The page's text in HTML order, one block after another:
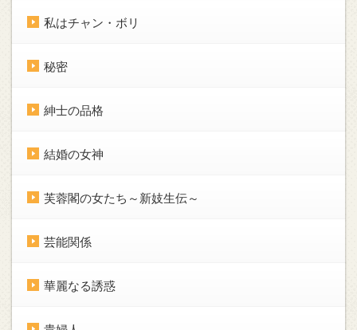
私はチャン・ボリ
秘密
紳士の品格
結婚の女神
芙蓉閣の女たち～新妓生伝～
芸能関係
華麗なる誘惑